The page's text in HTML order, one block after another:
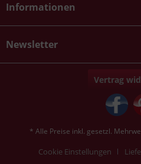
Informationen
Newsletter
Vertrag
* Alle Preise inkl. gesetzl.
Cookie Einstellungen